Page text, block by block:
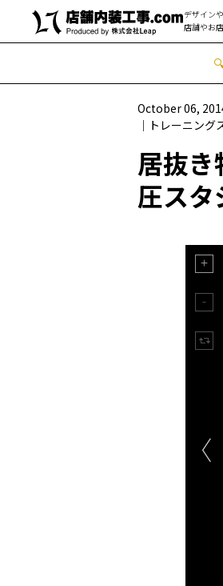
デザイン
店舗やお
October 06,
トレーニング
居抜
圧スタ